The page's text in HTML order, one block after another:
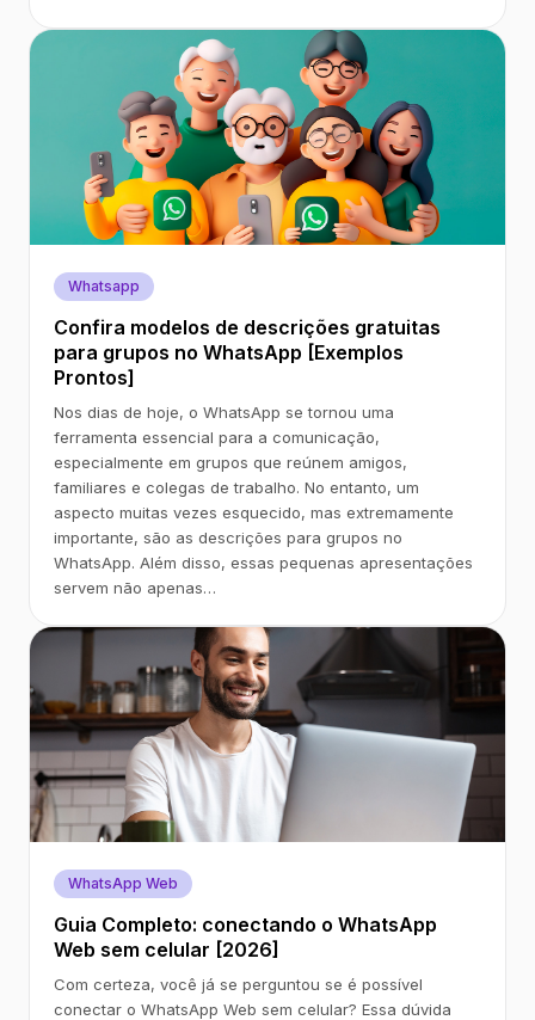
Whatsapp
Confira modelos de descrições gratuitas
para grupos no WhatsApp [Exemplos
Prontos]
Nos dias de hoje, o WhatsApp se tornou uma
ferramenta essencial para a comunicação,
especialmente em grupos que reúnem amigos,
familiares e colegas de trabalho. No entanto, um
aspecto muitas vezes esquecido, mas extremamente
importante, são as descrições para grupos no
WhatsApp. Além disso, essas pequenas apresentações
servem não apenas…
WhatsApp Web
Guia Completo: conectando o WhatsApp
Web sem celular [2026]
Com certeza, você já se perguntou se é possível
conectar o WhatsApp Web sem celular? Essa dúvida